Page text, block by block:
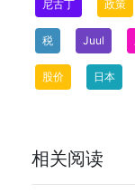
尼古丁 政策
税 Juul
股价 日本
相关阅读